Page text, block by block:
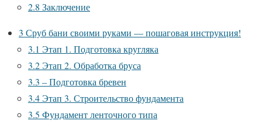
2.8 Заключение
3 Сруб бани своими руками — пошаговая инструкция!
3.1 Этап 1. Подготовка кругляка
3.2Этап 2. Обработка бруса
3.3 – Подготовка бревен
3.4Этап 3. Строительство фундамента
3.5 Фундамент ленточного типа